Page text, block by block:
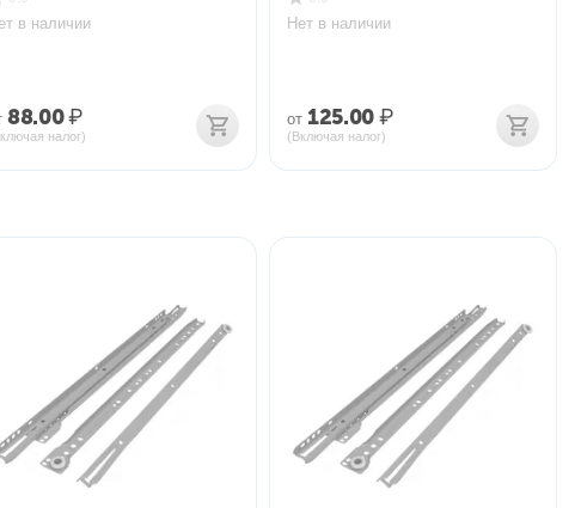
в наличии
88.00₽
налог)
Нет в наличии
от 125.00₽
(Включая налог)